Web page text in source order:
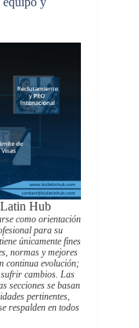
Hub
como orientación
para su
únicamente fines
normas y mejores
continua evolución;
cambios. Las
secciones se basan
pertinentes,
respalden en todos